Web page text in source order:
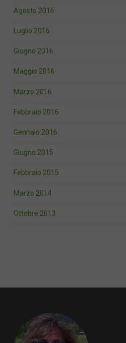
Agosto 2016
Luglio 2016
Giugno 2016
Maggio 2016
Marzo 2016
Febbraio 2016
Gennaio 2016
Giugno 2015
Febbraio 2015
Marzo 2014
Ottobre 2013